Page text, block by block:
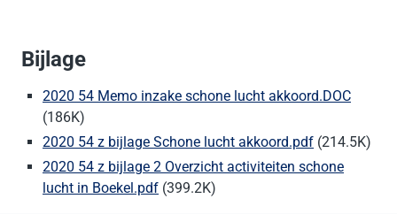
Bijlage
2020 54 Memo inzake schone lucht akkoord.DOC
(186K)
2020 54 z bijlage Schone lucht akkoord.pdf (214.5K)
2020 54 z bijlage 2 Overzicht activiteiten schone
lucht in Boekel.pdf (399.2K)